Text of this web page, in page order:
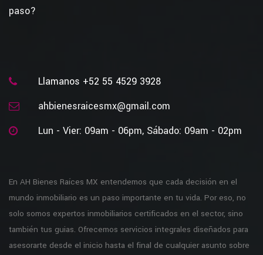
paso?
Llamanos +52 55 4529 3928
ahbienesraicesmx@gmail.com
Lun - Vier: 09am - 06pm, Sábado: 09am - 02pm
En AH Bienes Raíces MX entendemos que cada decisión en el
mundo inmobiliario es un paso importante en tu vida. Por eso, no
solo somos expertos inmobiliarios certificados en el sector, sino
también tus guias. Ofrecemos servicios integrales diseñados para
asesorarte desde el inicio hasta el final de cualquier asunto sobre